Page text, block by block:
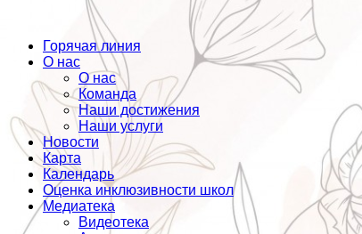
Горячая линия
О нас
О нас
Команда
Наши достижения
Наши услуги
Новости
Карта
Календарь
Оценка инклюзивности школ
Медиатека
Видеотека